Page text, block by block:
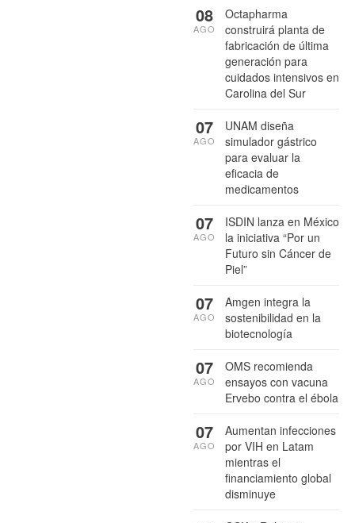
Octapharma
construirá planta de
fabricación de última
generación para
cuidados intensivos en
Carolina del Sur
08
AGO
UNAM diseña
simulador gástrico
para evaluar la
eficacia de
medicamentos
07
AGO
ISDIN lanza en México
la iniciativa “Por un
Futuro sin Cáncer de
Piel”
07
AGO
Amgen integra la
sostenibilidad en la
biotecnología
07
AGO
OMS recomienda
ensayos con vacuna
Ervebo contra el ébola
07
AGO
Aumentan infecciones
por VIH en Latam
mientras el
financiamiento global
disminuye
07
AGO